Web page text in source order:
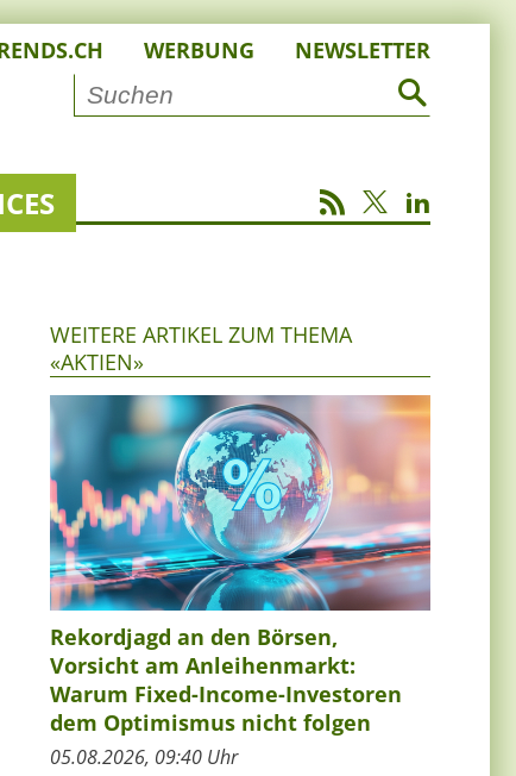
WERBUNG NEWSLETTER
WEITERE ARTIKEL ZUM THEMA
«AKTIEN»
Rekordjagd an den Börsen,
Vorsicht am Anleihenmarkt:
Warum Fixed-Income-Investoren
dem Optimismus nicht folgen
05.08.2026, 09:40 Uhr